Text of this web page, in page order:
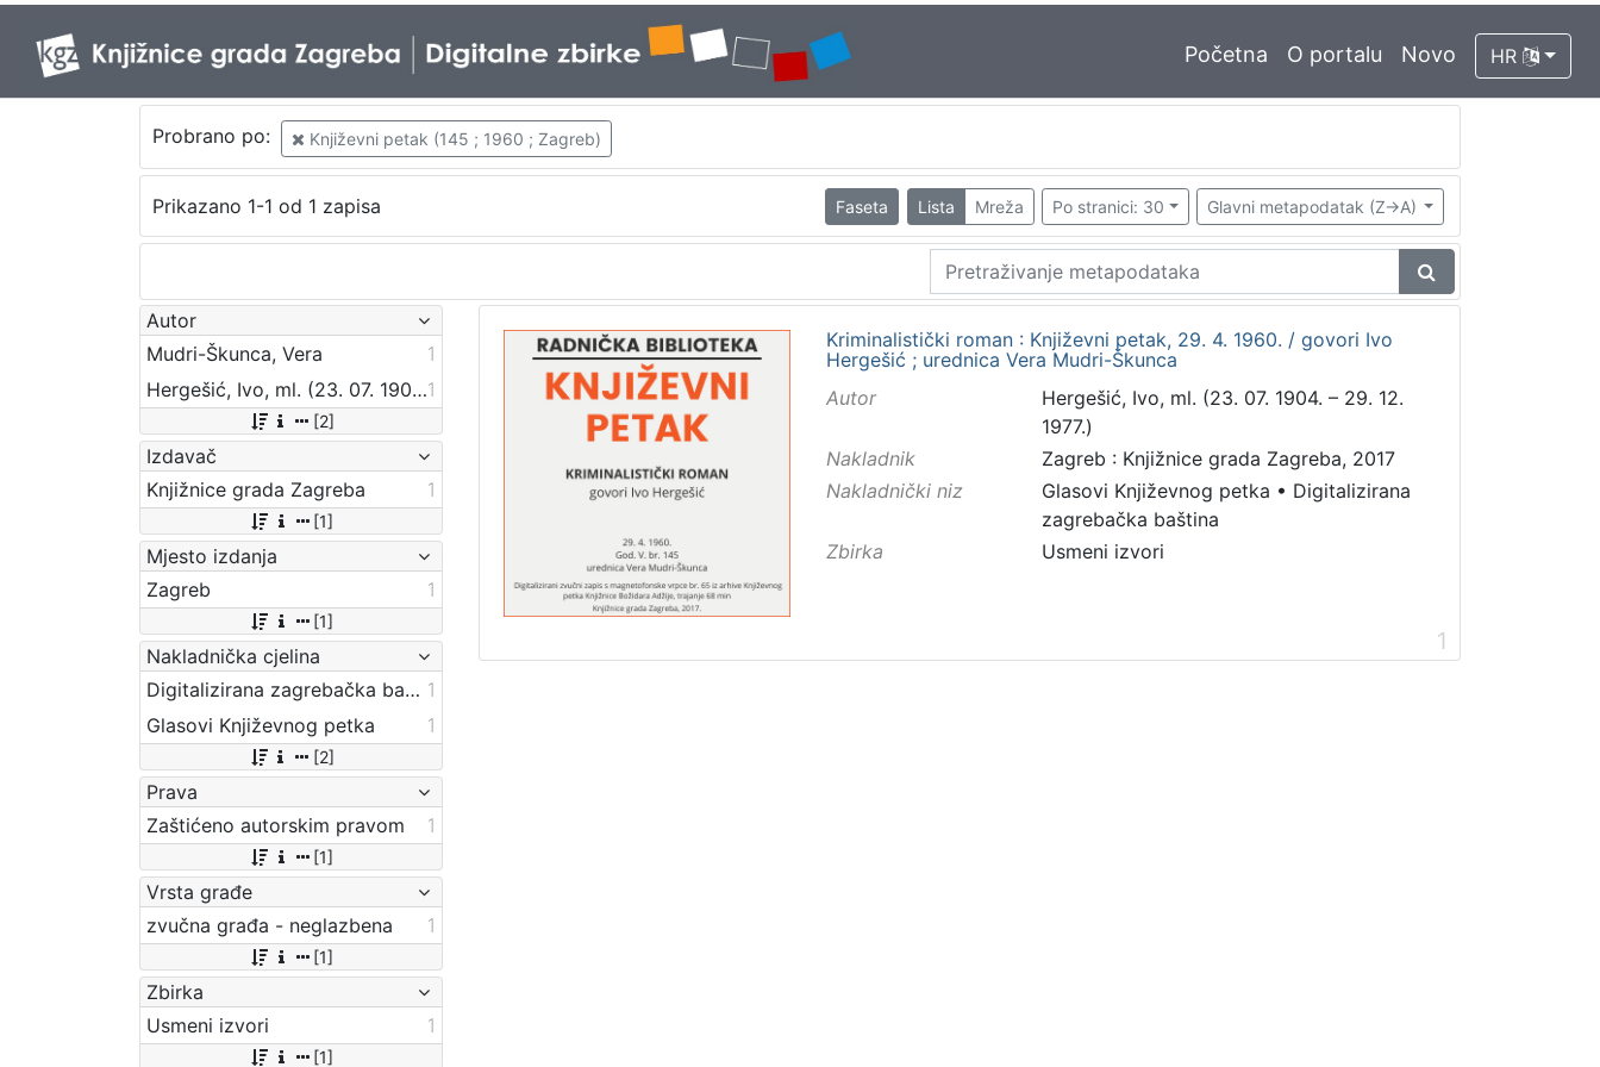
Početna O portalu Novo HR
Probrano po: Književni petak (145 ; 1960 ; Zagreb)
Prikazano 1-1 od 1 zapisa Faseta Lista Mreža Po stranici: 30 Glavni metapodatak (Z->A)
Autor
Mudri-Škunca, Vera
1
Hergešić, Ivo, ml. (23. 07. 1904. – 29. 12. 1977.)1
[2]
Izdavač
Knjižnice grada Zagreba
1
[1]
Mjesto izdanja
Zagreb
1
[1]
Nakladnička cjelina
Digitalizirana zagrebačka baština 1
Glasovi Književnog petka
1
[2]
Prava
Zaštićeno autorskim pravom
1
[1]
Vrsta građe
zvučna građa - neglazbena
1
[1]
Zbirka
Usmeni izvori
1
[1]
Kriminalistički roman : Književni petak, 29. 4. 1960. / govori Ivo
Hergešić ; urednica Vera Mudri-Škunca
Autor
Hergešić, Ivo, ml. (23. 07. 1904. – 29. 12.
1977.)
Nakladnik
Zagreb : Knjižnice grada Zagreba, 2017
Nakladnički niz
Glasovi Književnog petka • Digitalizirana
zagrebačka baština
Zbirka
Usmeni izvori
1